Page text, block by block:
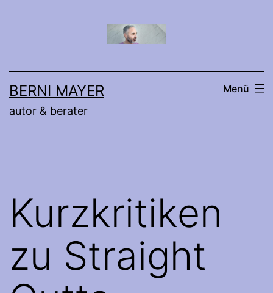
BERNI MAYER
autor & berater
Menü
Kurzkritiken
zu Straight